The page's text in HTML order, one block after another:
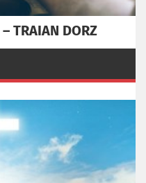
TRAIAN DORZ